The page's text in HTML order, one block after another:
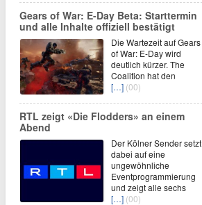
Gears of War: E-Day Beta: Starttermin
und alle Inhalte offiziell bestätigt
Die Wartezeit auf Gears
of War: E-Day wird
deutlich kürzer. The
Coalition hat den
[…] (00)
RTL zeigt «Die Flodders» an einem
Abend
Der Kölner Sender setzt
dabei auf eine
ungewöhnliche
Eventprogrammierung
und zeigt alle sechs
[…] (00)